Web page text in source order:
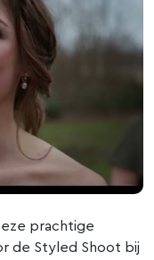
prachtige
de Styled Shoot bij